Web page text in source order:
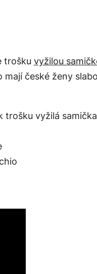
trošku vyžilou
české ženy
trošku vyžilá